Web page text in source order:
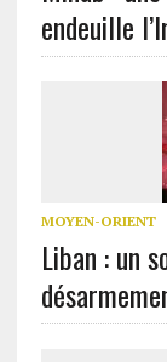
endeuille
MOYEN-ORIENT
Liban : un